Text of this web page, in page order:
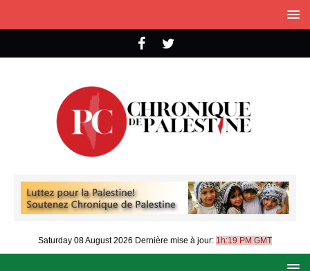
Saturday 08 August 2026 Dernière mise à jour: 1h:19 PM GMT